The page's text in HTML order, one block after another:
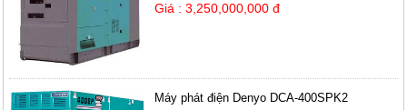
Giá : 3,250,000,000 đ
Máy phát điện Denyo DCA-400SPK2